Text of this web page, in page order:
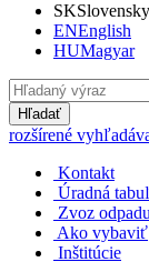
SKSlovensky
ENEnglish
HUMagyar
Hľadať
rozšírené
Kontakt
Úradná
Zvoz odpadu
Ako vybaviť
Inštitúcie